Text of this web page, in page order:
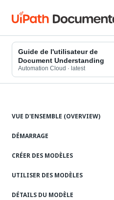
Guide de l'utilisateur de
Document Understanding
Automation Cloud · latest
VUE D'ENSEMBLE (OVERVIEW)
DÉMARRAGE
CRÉER DES MODÈLES
UTILISER DES MODÈLES
DÉTAILS DU MODÈLE